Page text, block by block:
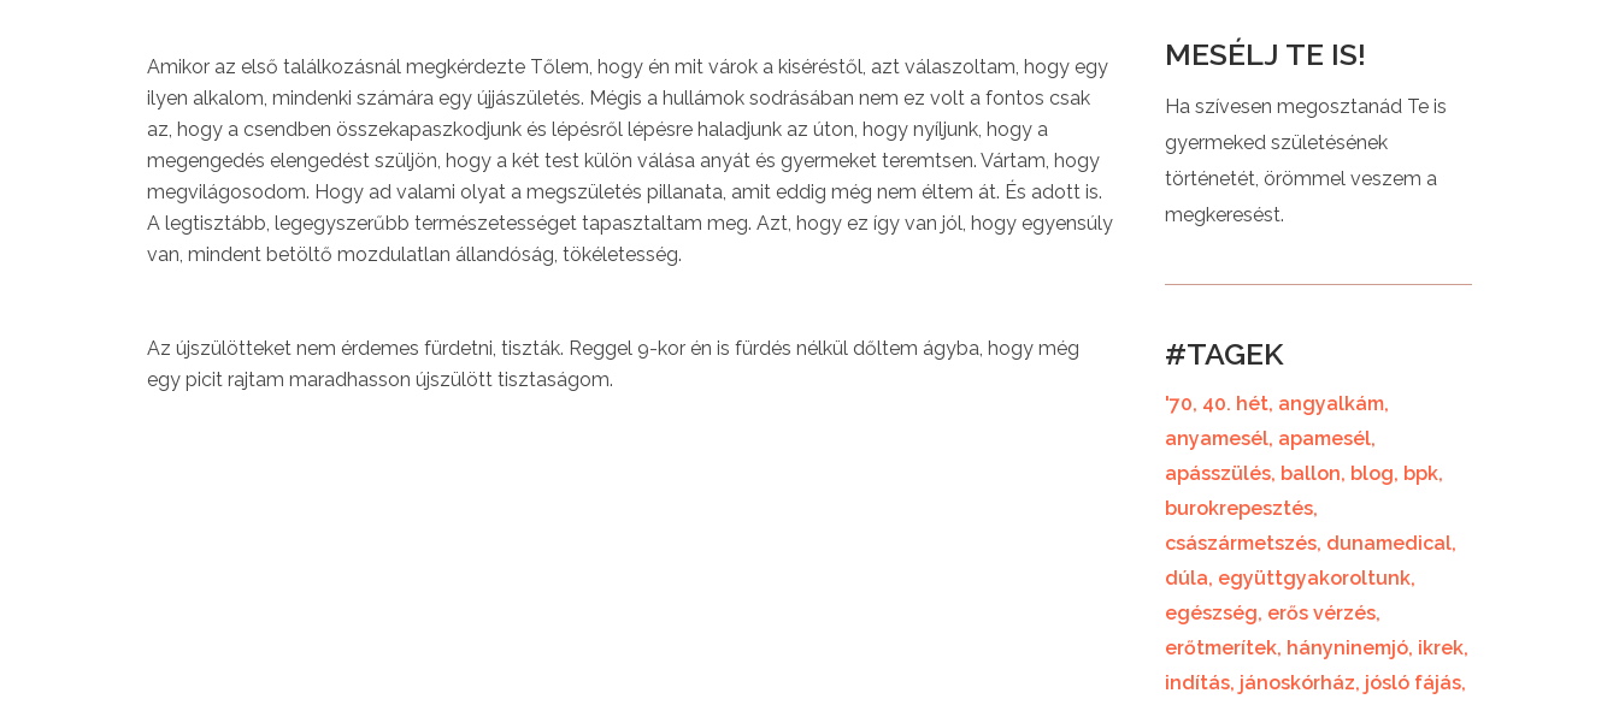
Amikor az első találkozásnál megkérdezte Tőlem, hogy én mit várok a kiséréstől, azt válaszoltam, hogy egy
ilyen alkalom, mindenki számára egy újjászületés. Mégis a hullámok sodrásában nem ez volt a fontos csak
az, hogy a csendben összekapaszkodjunk és lépésről lépésre haladjunk az úton, hogy nyíljunk, hogy a
megengedés elengedést szüljön, hogy a két test külön válása anyát és gyermeket teremtsen. Vártam, hogy
megvilágosodom. Hogy ad valami olyat a megszületés pillanata, amit eddig még nem éltem át. És adott is.
A legtisztább, legegyszerűbb természetességet tapasztaltam meg. Azt, hogy ez így van jól, hogy egyensúly
van, mindent betöltő mozdulatlan állandóság, tökéletesség.
Az újszülötteket nem érdemes fürdetni, tiszták. Reggel 9-kor én is fürdés nélkül dőltem ágyba, hogy még
egy picit rajtam maradhasson újszülött tisztaságom.
MESÉLJ TE IS!
Ha szívesen megosztanád Te is
gyermeked születésének
történetét, örömmel veszem a
megkeresést.
#TAGEK
'70 40. hét angyalkám
anyamesél apamesél
apásszülés ballon blog bpk
burokrepesztés
császármetszés dunamedical
dúla együttgyakoroltunk
egészség erős vérzés
erőtmerítek hányninemjó ikrek
indítás jánoskórház jósló fájás